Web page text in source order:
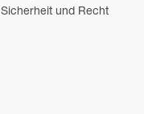
Sicherheit und Recht